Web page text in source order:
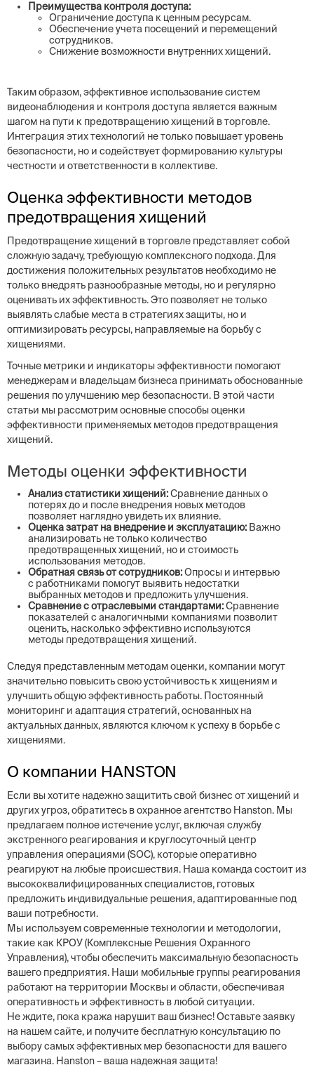
Преимущества контроля доступа:
Ограничение доступа к ценным ресурсам.
Обеспечение учета посещений и перемещений
сотрудников.
Снижение возможности внутренних хищений.
Таким образом, эффективное использование систем
видеонаблюдения и контроля доступа является важным
шагом на пути к предотвращению хищений в торговле.
Интеграция этих технологий не только повышает уровень
безопасности, но и содействует формированию культуры
честности и ответственности в коллективе.
Оценка эффективности методов
предотвращения хищений
Предотвращение хищений в торговле представляет собой
сложную задачу, требующую комплексного подхода. Для
достижения положительных результатов необходимо не
только внедрять разнообразные методы, но и регулярно
оценивать их эффективность. Это позволяет не только
выявлять слабые места в стратегиях защиты, но и
оптимизировать ресурсы, направляемые на борьбу с
хищениями.
Точные метрики и индикаторы эффективности помогают
менеджерам и владельцам бизнеса принимать обоснованные
решения по улучшению мер безопасности. В этой части
статьи мы рассмотрим основные способы оценки
эффективности применяемых методов предотвращения
хищений.
Методы оценки эффективности
Анализ статистики хищений:Сравнение данных о
потерях до и после внедрения новых методов
позволяет наглядно увидеть их влияние.
Оценка затрат на внедрение и эксплуатацию: Важно
анализировать не только количество
предотвращенных хищений, но и стоимость
использования методов.
Обратная связь от сотрудников:Опросы и интервью
с работниками помогут выявить недостатки
выбранных методов и предложить улучшения.
Сравнение с отраслевыми стандартами:Сравнение
показателей с аналогичными компаниями позволит
оценить, насколько эффективно используются
методы предотвращения хищений.
Следуя представленным методам оценки, компании могут
значительно повысить свою устойчивость к хищениям и
улучшить общую эффективность работы. Постоянный
мониторинг и адаптация стратегий, основанных на
актуальных данных, являются ключом к успеху в борьбе с
хищениями.
О компании HANSTON
Если вы хотите надежно защитить свой бизнес от хищений и
других угроз, обратитесь в охранное агентство Hanston. Мы
предлагаем полное истечение услуг, включая службу
экстренного реагирования и круглосуточный центр
управления операциями (SOC), которые оперативно
реагируют на любые происшествия. Наша команда состоит из
высококвалифицированных специалистов, готовых
предложить индивидуальные решения, адаптированные под
ваши потребности.
Мы используем современные технологии и методологии,
такие как КРОУ (Комплексные Решения Охранного
Управления), чтобы обеспечить максимальную безопасность
вашего предприятия. Наши мобильные группы реагирования
работают на территории Москвы и области, обеспечивая
оперативность и эффективность в любой ситуации.
Не ждите, пока кража нарушит ваш бизнес! Оставьте заявку
на нашем сайте, и получите бесплатную консультацию по
выбору самых эффективных мер безопасности для вашего
магазина. Hanston – ваша надежная защита!